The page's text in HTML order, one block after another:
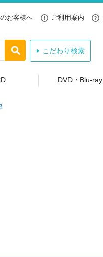
お客様へ ご利用案内
こだわり検索
DVD・Blu-ray